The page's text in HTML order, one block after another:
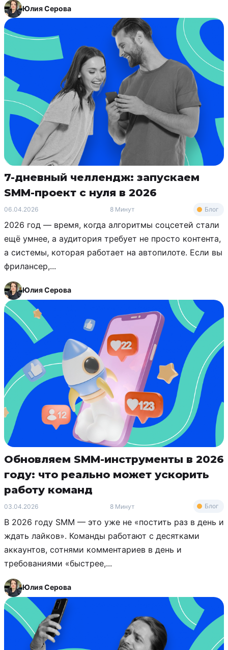
Юлия Серова
7-дневный челлендж: запускаем
SMM-проект с нуля в 2026
06.04.2026 8 Минут Блог
2026 год — время, когда алгоритмы соцсетей стали
ещё умнее, а аудитория требует не просто контента,
а системы, которая работает на автопилоте. Если вы
фрилансер,...
Юлия Серова
Обновляем SMM-инструменты в 2026
году: что реально может ускорить
работу команд
03.04.2026 8 Минут Блог
В 2026 году SMM — это уже не «постить раз в день и
ждать лайков». Команды работают с десятками
аккаунтов, сотнями комментариев в день и
требованиями «быстрее,...
Юлия Серова